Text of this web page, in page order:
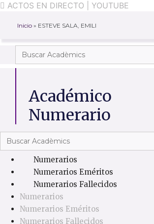
ACTOS EN DIRECTO | YOUTUBE
Inicio » ESTEVE SALA, EMILI
Académico
Numerario
Numerarios
Numerarios Eméritos
Numerarios Fallecidos
Numerarios
Numerarios Eméritos
Numerarios Fallecidos